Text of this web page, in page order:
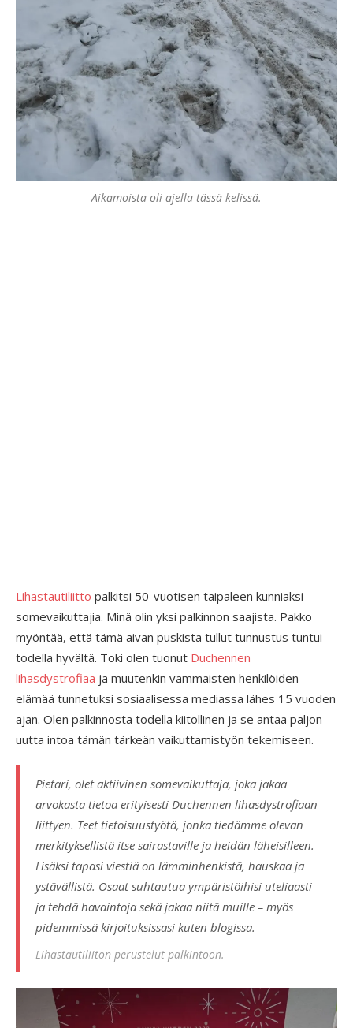
Aikamoista oli ajella tässä kelissä.
Lihastautiliitto palkitsi 50-vuotisen taipaleen kunniaksi
somevaikuttajia. Minä olin yksi palkinnon saajista. Pakko
myöntää, että tämä aivan puskista tullut tunnustus tuntui
todella hyvältä. Toki olen tuonut Duchennen
lihasdystrofiaa ja muutenkin vammaisten henkilöiden
elämää tunnetuksi sosiaalisessa mediassa lähes 15 vuoden
ajan. Olen palkinnosta todella kiitollinen ja se antaa paljon
uutta intoa tämän tärkeän vaikuttamistyön tekemiseen.
Pietari, olet aktiivinen somevaikuttaja, joka jakaa
arvokasta tietoa erityisesti Duchennen lihasdystrofiaan
liittyen. Teet tietoisuustyötä, jonka tiedämme olevan
merkityksellistä itse sairastaville ja heidän läheisilleen.
Lisäksi tapasi viestiä on lämminhenkistä, hauskaa ja
ystävällistä. Osaat suhtautua ympäristöihisi uteliaasti
ja tehdä havaintoja sekä jakaa niitä muille – myös
pidemmissä kirjoituksissasi kuten blogissa.
Lihastautiliiton perustelut palkintoon.